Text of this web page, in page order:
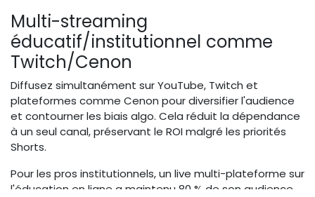
Multi-streaming
éducatif/institutionnel comme
Twitch/Cenon
Diffusez simultanément sur YouTube, Twitch et
plateformes comme Cenon pour diversifier l'audience
et contourner les biais algo. Cela réduit la dépendance
à un seul canal, préservant le ROI malgré les priorités
Shorts.
Pour les pros institutionnels, un live multi-plateforme sur
l'éducation en ligne a maintenu 80 % de son audience